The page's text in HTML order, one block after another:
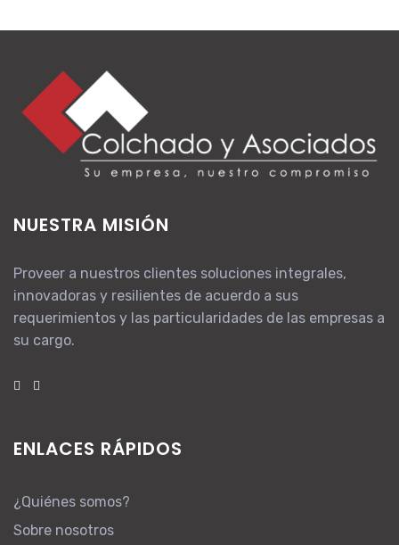
NUESTRA MISIÓN
Proveer a nuestros clientes soluciones integrales,
innovadoras y resilientes de acuerdo a sus
requerimientos y las particularidades de las empresas a
su cargo.
ENLACES RÁPIDOS
¿Quiénes somos?
Sobre nosotros